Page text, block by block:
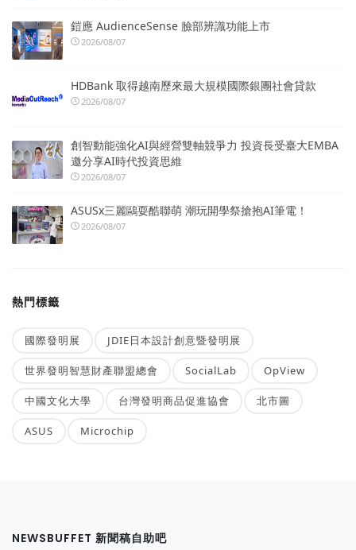
鎧應 AudienceSense 臉部辨識功能上市
2026/08/07
HDBank 取得越南歷來最大規模國際銀團社會貸款
2026/08/07
創智動能強化AI與經營雙軸競爭力 投資長受臺大EMBA
邀分享AI時代投資思維
2026/08/07
ASUSx三麗鷗耍酷聯萌 潮玩開學祭搶抱AI筆電！
2026/08/07
熱門標籤
國際發明展 JDIE日本設計創意暨發明展
世界發明智慧財產聯盟總會 SocialLab OpView
中國文化大學 台灣發明商品促進協會 北市圖
ASUS Microchip
NEWSBUFFET 新聞稿自助吧